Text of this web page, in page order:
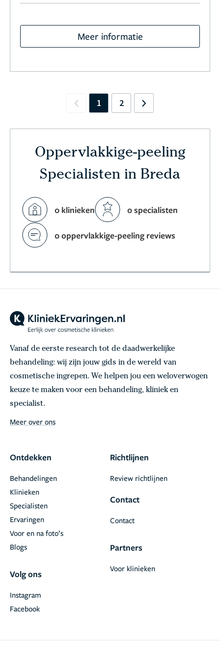
Meer informatie
Previous
1 2 Next
Oppervlakkige-peeling
Specialisten in Breda
0 klinieken 0 specialisten
0 oppervlakkige-peeling reviews
Vanaf de eerste research tot de daadwerkelijke
behandeling: wij zijn jouw gids in de wereld van
cosmetische ingrepen. We helpen jou een weloverwogen
keuze te maken voor een behandeling, kliniek en
specialist.
Meer over ons
Ontdekken
Behandelingen
Klinieken
Specialisten
Ervaringen
Voor en na foto’s
Blogs
Volg ons
Facebook
Instagram
Richtlijnen
Review richtlijnen
Contact
Contact
Partners
Voor klinieken